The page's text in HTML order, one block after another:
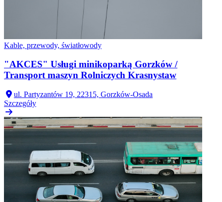
Kable, przewody, światłowody
"AKCES" Usługi minikoparką Gorzków /
Transport maszyn Rolniczych Krasnystaw
ul. Partyzantów 19, 22315, Gorzków-Osada
Szczegóły